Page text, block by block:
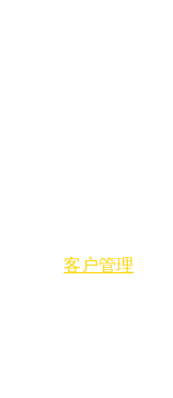
客户管理